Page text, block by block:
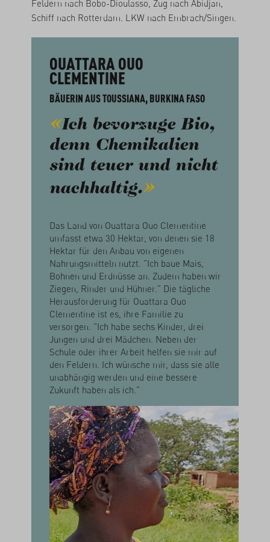
Feldern nach Bobo-Dioulasso, Zug nach Abidjan,
Schiff nach Rotterdam. LKW nach Embrach/Singen.
OUATTARA OUO
CLEMENTINE
BÄUERIN AUS TOUSSIANA, BURKINA FASO
Ich bevorzuge Bio,
denn Chemikalien
sind teuer und nicht
nachhaltig.
Das Land von Ouattara Ouo Clementine
umfasst etwa 30 Hektar, von denen sie 18
Hektar für den Anbau von eigenen
Nahrungsmitteln nutzt. "Ich baue Mais,
Bohnen und Erdnüsse an. Zudem haben wir
Ziegen, Rinder und Hühner." Die tägliche
Herausforderung für Ouattara Ouo
Clementine ist es, ihre Familie zu
versorgen. "Ich habe sechs Kinder, drei
Jungen und drei Mädchen. Neben der
Schule oder ihrer Arbeit helfen sie mir auf
den Feldern. Ich wünsche mir, dass sie alle
unabhängig werden und eine bessere
Zukunft haben als ich."